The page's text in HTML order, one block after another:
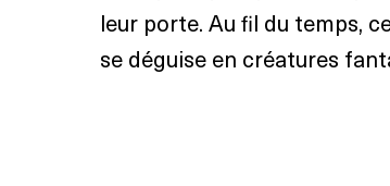
leur porte. Au fil du temps,
se déguise en créatures